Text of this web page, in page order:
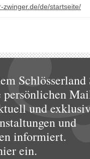
zwinger.de/de/startseite/
Schlösserland
persönlichen
und
und
informiert.
ein.